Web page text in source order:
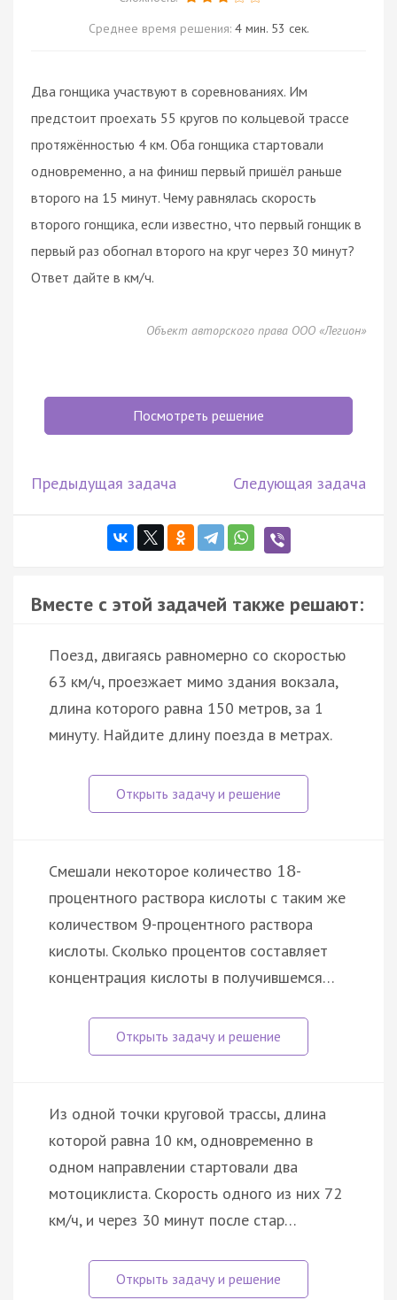
Среднее время решения: 4 мин. 53 сек.
Два гонщика участвуют в соревнованиях. Им
предстоит проехать 55 кругов по кольцевой трассе
протяжённостью 4 км. Оба гонщика стартовали
одновременно, а на финиш первый пришёл раньше
второго на 15 минут. Чему равнялась скорость
второго гонщика, если известно, что первый гонщик в
первый раз обогнал второго на круг через 30 минут?
Ответ дайте в км/ч.
Объект авторского права ООО «Легион»
Посмотреть решение
Предыдущая задача Следующая задача
Вместе с этой задачей также решают:
Поезд, двигаясь равномерно со скоростью
63 км/ч, проезжает мимо здания вокзала,
длина которого равна 150 метров, за 1
минуту. Найдите длину поезда в метрах.
Смешали некоторое количество 18-
процентного раствора кислоты с таким же
количеством 9-процентного раствора
кислоты. Сколько процентов составляет
концентрация кислоты в получившемся…
Из одной точки круговой трассы, длина
которой равна 10 км, одновременно в
одном направлении стартовали два
мотоциклиста. Скорость одного из них 72
км/ч, и через 30 минут после стар…